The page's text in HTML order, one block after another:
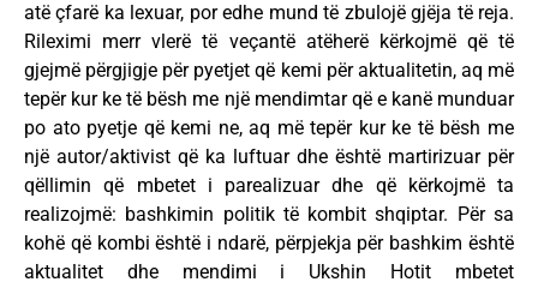
atë çfarë ka lexuar, por edhe mund të zbulojë gjëja të reja.
Rileximi merr vlerë të veçantë atëherë kërkojmë që të
gjejmë përgjigje për pyetjet që kemi për aktualitetin, aq më
tepër kur ke të bësh me një mendimtar që e kanë munduar
po ato pyetje që kemi ne, aq më tepër kur ke të bësh me
një autor/aktivist që ka luftuar dhe është martirizuar për
qëllimin që mbetet i parealizuar dhe që kërkojmë ta
realizojmë: bashkimin politik të kombit shqiptar. Për sa
kohë që kombi është i ndarë, përpjekja për bashkim është
aktualitet dhe mendimi i Ukshin Hotit mbetet